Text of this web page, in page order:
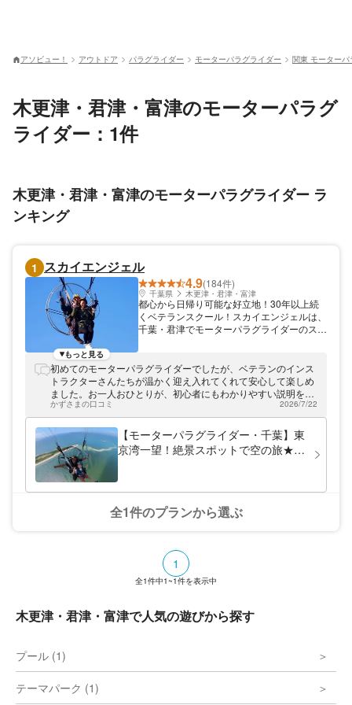
アソビュー！ アウトドア パラグライダー モーターパラグライダー 関東 モーター
木更津・君津・富津のモーターパラグ
ライダー：1件
木更津・君津・富津のモーターパラグライダー ラ
ンキング
1 スカイエンジェル
4.9(184件)
千葉県 木更津・君津・富津
都心から日帰り可能な好立地！30年以上続
くベテランスクール！スカイエンジェルは、
千葉・君津でモーターパラグライダーのスク
から電車で1時間半の好立地！仕事で忙しい
ビジネスマンや、気軽にレジャーを楽しみた
い女性にもぴったりのパラグライダースクー
導します！ 30年以上の飛行経験を誇るベテ
ランパイロットが、丁寧に指導いたします。
空からの景色は、天候に恵まれれば富士山を
一望でき、北西側には東京の新名所「東京ス
軽な空の旅☆」それが当スクールの最大の魅
力です。内房の潮風に乗りながら、ゆったり
とした時間をお楽しみください！
もっと見る
初めてのモーターパラグライダーでしたが、ベテランのインス
トラクターさんたちが温かく迎え入れてくれて安心して楽しめ
ました。お一人おひとりが、初心者にもわかりやすい説明を心
がけていると感じます。気流に乗るまで砂浜を走ってと言われ
た時は驚きましたが、空中に上がってしまえば怖さを感じるこ
とはなく、海沿いの眺めを楽しむ余裕が持てました。ムービー
の提供もあり、思い出作りにぴったりです。15〜20分のフライ
トで、いい風が来ないと飛べないこともあるとのことですが、
やってみてよかったと思える体験でした。
かずさまの口コミ 2026/7/22
【モーターパラグライダー・千葉】東
京湾一望！絶景スポットで空の旅★ベ
迎可♪
全1件のプランから選ぶ
1
全1件中1~1件を表示中
木更津・君津・富津で人気の遊びから探す
プール (1)
テーマパーク (1)